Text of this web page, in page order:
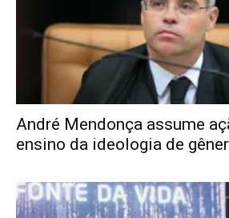
André Mendonça assume
ensino da ideologia de